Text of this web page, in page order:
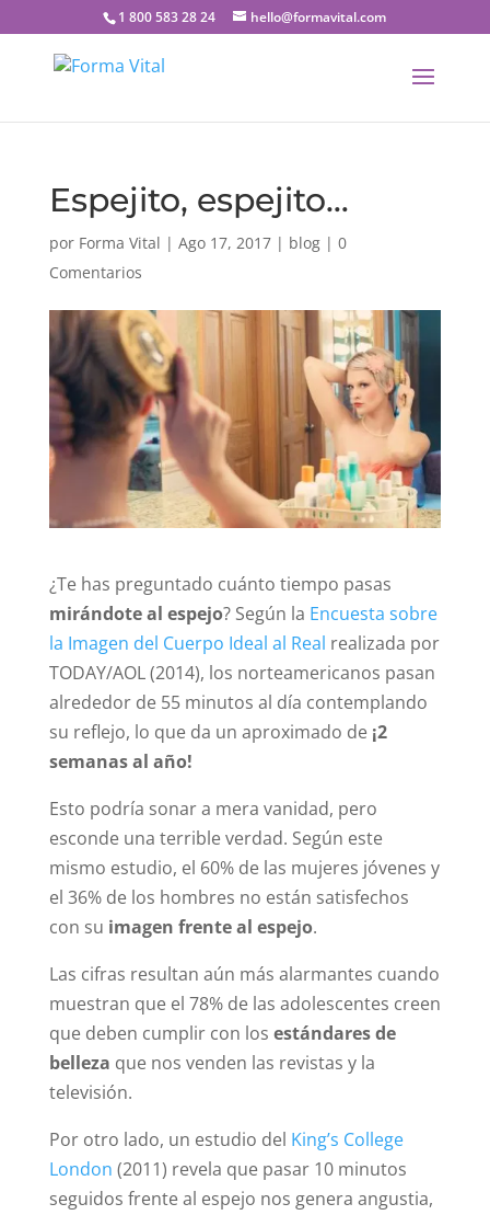
1 800 583 28 24 hello@formavital.com
Espejito, espejito…
por Forma Vital | Ago 17, 2017| blog| 0
Comentarios
¿Te has preguntado cuánto tiempo pasas
mirándote al espejo? Según la Encuesta sobre
la Imagen del Cuerpo Ideal al Real realizada por
TODAY/AOL (2014), los norteamericanos pasan
alrededor de 55 minutos al día contemplando
su reflejo, lo que da un aproximado de ¡2
semanas al año!
Esto podría sonar a mera vanidad, pero
esconde una terrible verdad. Según este
mismo estudio, el 60% de las mujeres jóvenes y
el 36% de los hombres no están satisfechos
con su imagen frente al espejo.
Las cifras resultan aún más alarmantes cuando
muestran que el 78% de las adolescentes creen
que deben cumplir con los estándares de
belleza que nos venden las revistas y la
televisión.
Por otro lado, un estudio del King’s College
London (2011) revela que pasar 10 minutos
seguidos frente al espejo nos genera angustia,